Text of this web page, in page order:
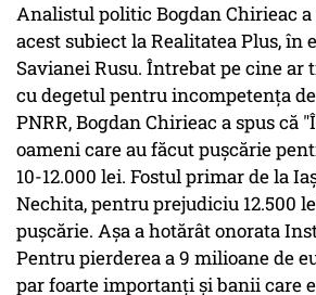
Analistul politic Bogdan Chirieac
acest subiect la Realitatea Plus, în
Savianei Rusu. Întrebat pe cine ar
cu degetul pentru incompetenţa
PNRR, Bogdan Chirieac a spus că
oameni care au făcut puşcărie
10-12.000 lei. Fostul primar de la
Nechita, pentru prejudiciu 12.500
puşcărie. Aşa a hotărât onorata
Pentru pierderea a 9 milioane de
par foarte importanţi şi banii care